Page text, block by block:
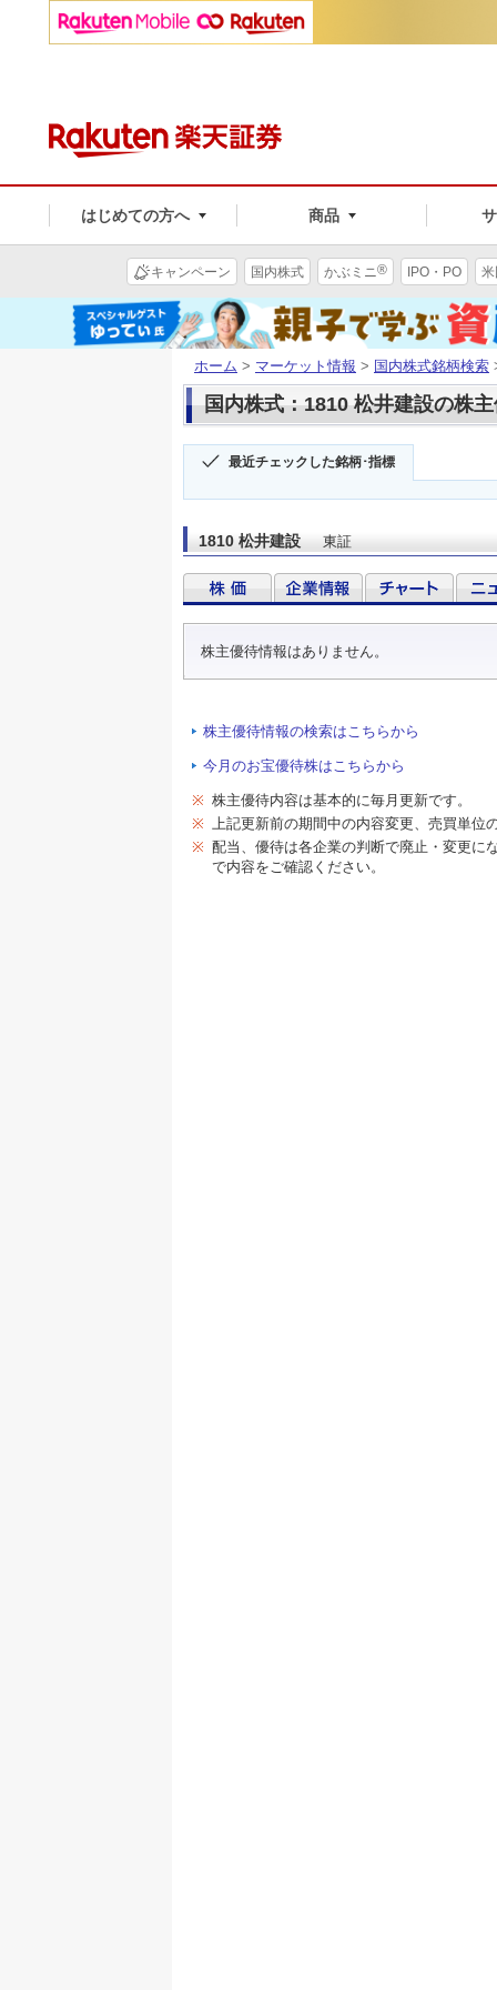
はじめての方へ 商品
キャンペーン 国内株式 かぶミニ® IPO・PO
ホーム > マーケット情報 > 国内株式銘柄検索
国内株式：1810 松井建設の株
最近チェックした銘柄･指標
1810 松井建設 東証
株主優待情報はありません。
株主優待情報の検索はこちらから
今月のお宝優待株はこちらから
※ 株主優待内容は基本的に毎月更新です。
※ 上記更新前の期間中の内容変更、売買単位
※ 配当、優待は各企業の判断で廃止・変更に
で内容をご確認ください。